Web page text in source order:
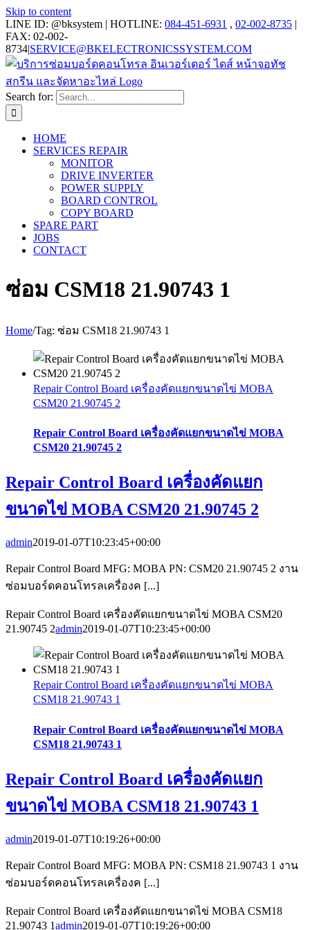
Skip to content
LINE ID: @bksystem | HOTLINE: 084-451-6931 , 02-002-8735 |
FAX: 02-002-
8734|SERVICE@BKELECTRONICSSYSTEM.COM
Search for:
HOME
SERVICES REPAIR
MONITOR
DRIVE INVERTER
POWER SUPPLY
BOARD CONTROL
COPY BOARD
SPARE PART
JOBS
CONTACT
ซ่อม CSM18 21.90743 1
Home/Tag: ซ่อม CSM18 21.90743 1
Repair Control Board เครื่องคัดแยกขนาดไข่ MOBA
CSM20 21.90745 2
Repair Control Board เครื่องคัดแยกขนาดไข่ MOBA
CSM20 21.90745 2
Repair Control Board เครื่องคัดแยก
ขนาดไข่ MOBA CSM20 21.90745 2
admin2019-01-07T10:23:45+00:00
Repair Control Board MFG: MOBA PN: CSM20 21.90745 2 งาน
ซ่อมบอร์ดคอนโทรลเครื่องค [...]
Repair Control Board เครื่องคัดแยกขนาดไข่ MOBA CSM20
21.90745 2admin2019-01-07T10:23:45+00:00
Repair Control Board เครื่องคัดแยกขนาดไข่ MOBA
CSM18 21.90743 1
Repair Control Board เครื่องคัดแยกขนาดไข่ MOBA
CSM18 21.90743 1
Repair Control Board เครื่องคัดแยก
ขนาดไข่ MOBA CSM18 21.90743 1
admin2019-01-07T10:19:26+00:00
Repair Control Board MFG: MOBA PN: CSM18 21.90743 1 งาน
ซ่อมบอร์ดคอนโทรลเครื่องค [...]
Repair Control Board เครื่องคัดแยกขนาดไข่ MOBA CSM18
21.90743 1admin2019-01-07T10:19:26+00:00